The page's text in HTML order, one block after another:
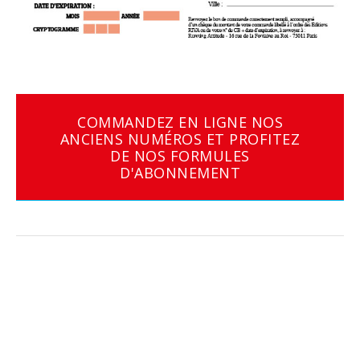
COMMANDEZ EN LIGNE NOS
ANCIENS NUMÉROS ET PROFITEZ
DE NOS FORMULES
D'ABONNEMENT